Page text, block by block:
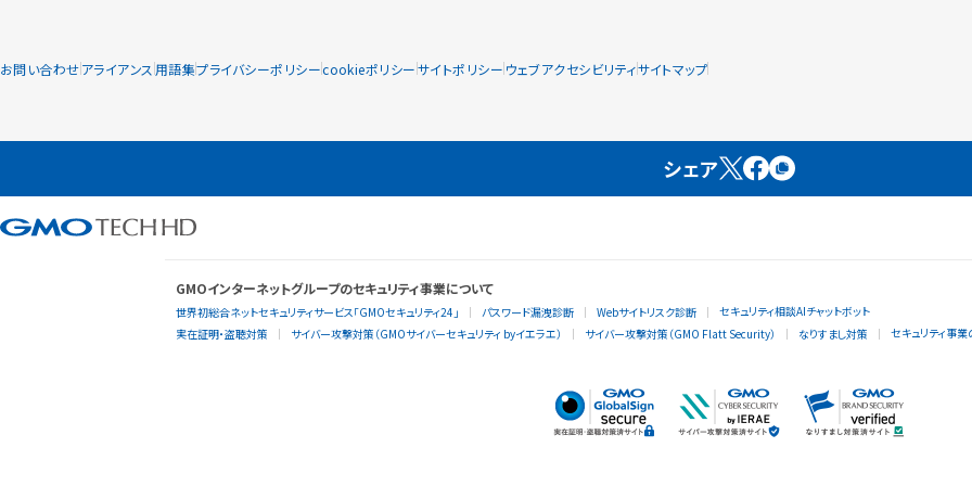
お問い合わせアライアンス 用語集プライバシーポリシーcookieポリシーサイトポリシー ウェブアクセシビリティサイトマップ
シェア
GMOインターネットグループのセキュリティ事業について
世界初総合ネットセキュリティサービス「GMOセキュリティ24」 パスワード漏洩診断 Webサイトリスク診断
セキュリティ相談AIチャットボット
実在証明・盗聴対策
サイバー攻撃対策（GMOサイバーセキュリティ byイエラエ） サイバー攻撃対策（GMO Flatt Security） なりすまし対策 セキュリティ事